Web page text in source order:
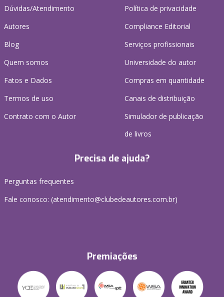
Dúvidas/Atendimento
Autores
Blog
Quem somos
Fatos e Dados
Termos de uso
Contrato com o Autor
Política de privacidade
Compliance Editorial
Serviços profissionais
Universidade do autor
Compras em quantidade
Canais de distribuição
Simulador de publicação
de livros
Precisa de ajuda?
Perguntas frequentes
Fale conosco: (atendimento@clubedeautores.com.br)
Premiações